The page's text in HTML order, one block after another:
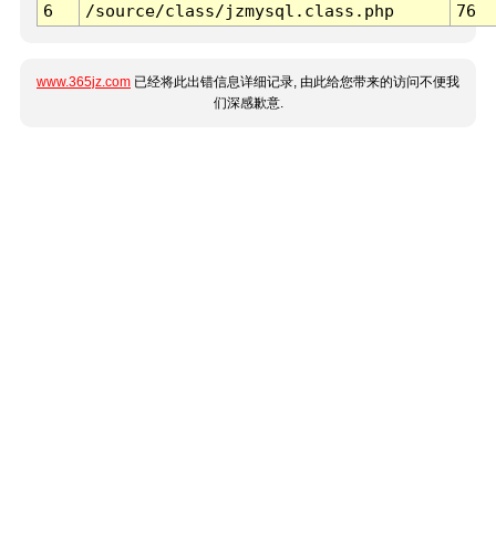
6
/source/class/jzmysql.class.php 76
www.365jz.com 已经将此出错信息详细记录, 由此给您带来的访问不便我
们深感歉意.